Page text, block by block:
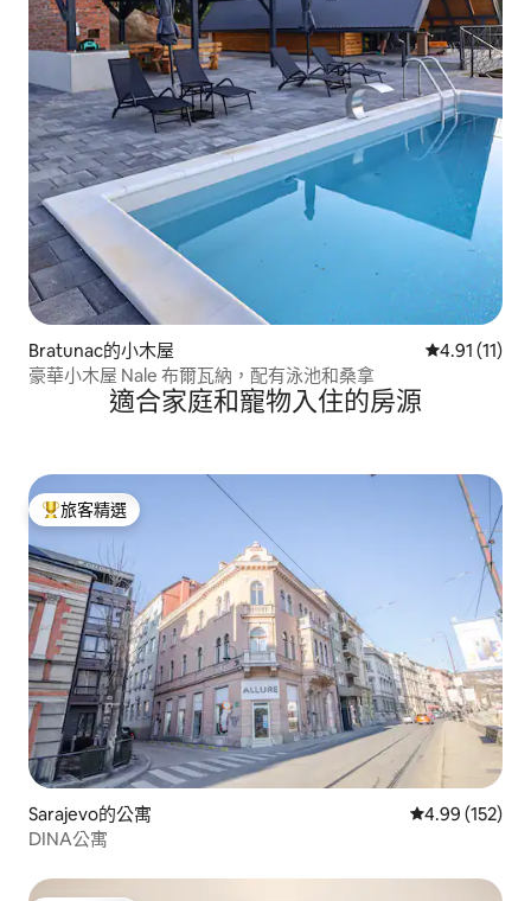
Bratunac的小木屋 從 11 則評價
4.91 (11)
豪華小木屋 Nale 布爾瓦納，配有泳池和桑拿
適合家庭和寵物入住的房源
旅客精選榜首
旅客精選
Sarajevo的公寓 從 152 則評價
4.99 (152)
DINA公寓